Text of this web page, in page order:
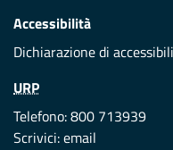
Accessibilità
Dichiarazione di
URP
Telefono: 800 713939
Scrivici:email